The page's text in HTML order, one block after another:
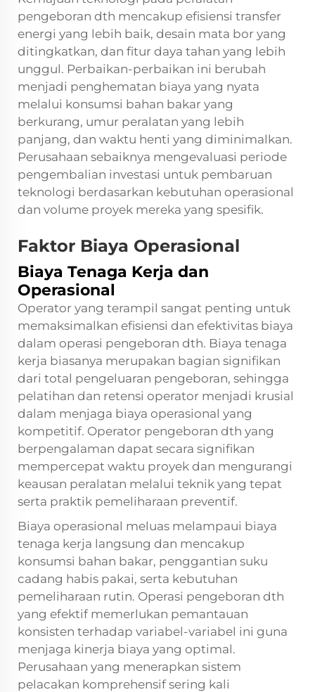
pengeboran dth mencakup efisiensi transfer
energi yang lebih baik, desain mata bor yang
ditingkatkan, dan fitur daya tahan yang lebih
unggul. Perbaikan-perbaikan ini berubah
menjadi penghematan biaya yang nyata
melalui konsumsi bahan bakar yang
berkurang, umur peralatan yang lebih
panjang, dan waktu henti yang diminimalkan.
Perusahaan sebaiknya mengevaluasi periode
pengembalian investasi untuk pembaruan
teknologi berdasarkan kebutuhan operasional
dan volume proyek mereka yang spesifik.
Faktor Biaya Operasional
Biaya Tenaga Kerja dan
Operasional
Operator yang terampil sangat penting untuk
memaksimalkan efisiensi dan efektivitas biaya
dalam operasi pengeboran dth. Biaya tenaga
kerja biasanya merupakan bagian signifikan
dari total pengeluaran pengeboran, sehingga
pelatihan dan retensi operator menjadi krusial
dalam menjaga biaya operasional yang
kompetitif. Operator pengeboran dth yang
berpengalaman dapat secara signifikan
mempercepat waktu proyek dan mengurangi
keausan peralatan melalui teknik yang tepat
serta praktik pemeliharaan preventif.
Biaya operasional meluas melampaui biaya
tenaga kerja langsung dan mencakup
konsumsi bahan bakar, penggantian suku
cadang habis pakai, serta kebutuhan
pemeliharaan rutin. Operasi pengeboran dth
yang efektif memerlukan pemantauan
konsisten terhadap variabel-variabel ini guna
menjaga kinerja biaya yang optimal.
Perusahaan yang menerapkan sistem
pelacakan komprehensif sering kali